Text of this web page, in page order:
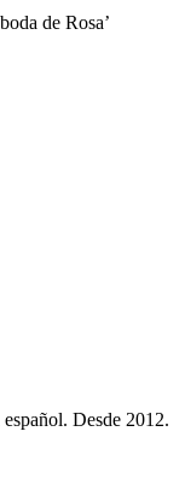
de Rosa’
Desde 2012.